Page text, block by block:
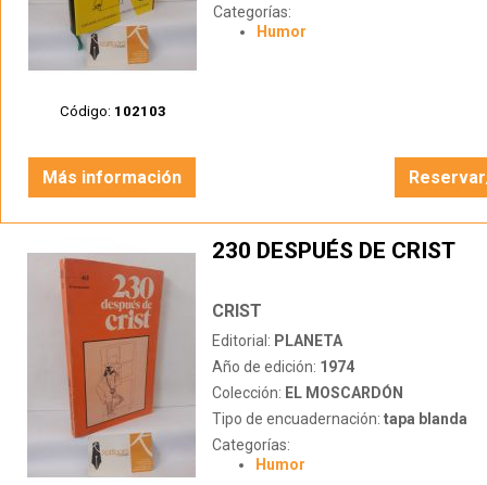
Código: 102103
Categorías:
Humor
Más información
230 DESPUÉS DE CRIST
CRIST
Editorial: PLANETA
Año de edición: 1974
Colección: EL MOSCARDÓN
Tipo de encuadernación: tapa blanda
Categorías:
Humor